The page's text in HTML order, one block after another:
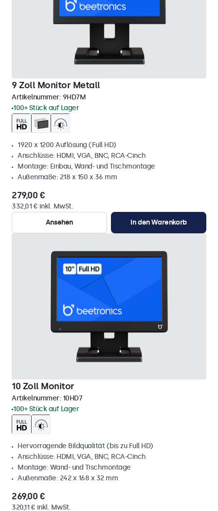
9 Zoll Monitor Metall
Artikelnummer: 9HD7M
100+ Stück auf Lager
1920 x 1200 Auflösung (Full HD)
Anschlüsse: HDMI, VGA, BNC, RCA-Cinch
Montage: Einbau, Wand- und Tischmontage
Außenmaße: 218 x 150 x 36 mm
279,00 €
332,01 € inkl. MwSt.
Ansehen
In den Warenkorb
10 Zoll Monitor
Artikelnummer: 10HD7
100+ Stück auf Lager
Hervorragende Bildqualität (bis zu Full HD)
Anschlüsse: HDMI, VGA, BNC, RCA-Cinch
Montage: Wand- und Tischmontage
Außenmaße: 242 x 168 x 32 mm
269,00 €
320,11 € inkl. MwSt.